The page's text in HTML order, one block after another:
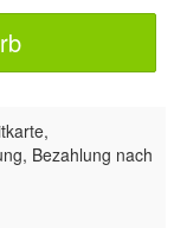
Bezahlung nach